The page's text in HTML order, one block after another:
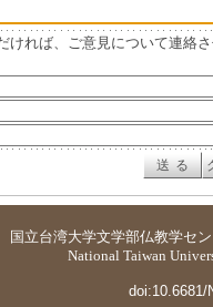
ければ、ご意見について連絡
国立台湾大学文学部仏教学セ
National Taiwan
doi:10.6681/